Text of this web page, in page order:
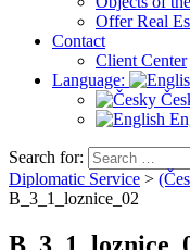
Offer Real
Contact
Client Center
Language:
Search for:
Diplomatic Service >
B_3_1_loznice_02